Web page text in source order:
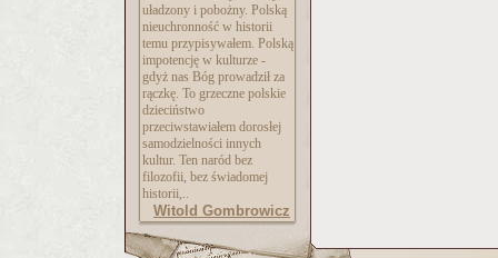
uładzony i pobożny. Polską
nieuchronność w historii
temu przypisywałem. Polską
impotencję w kulturze -
gdyż nas Bóg prowadził za
rączkę. To grzeczne polskie
dzieciństwo
przeciwstawiałem dorosłej
samodzielności innych
kultur. Ten naród bez
filozofii, bez świadomej
historii,..
Witold Gombrowicz